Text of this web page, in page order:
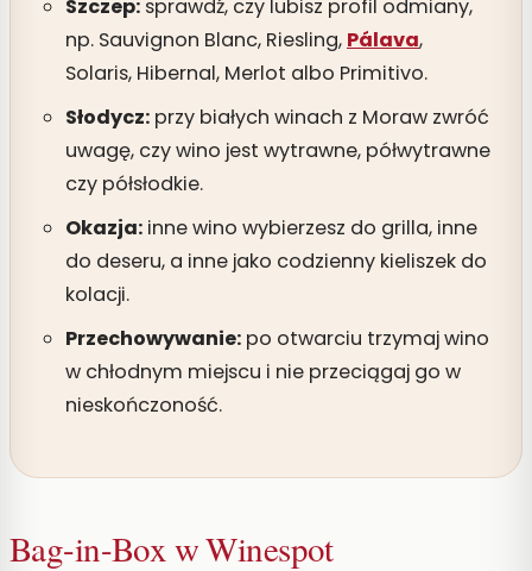
Szczep: sprawdź, czy lubisz profil odmiany,
np. Sauvignon Blanc, Riesling, Pálava,
Solaris, Hibernal, Merlot albo Primitivo.
Słodycz: przy białych winach z Moraw zwróć
uwagę, czy wino jest wytrawne, półwytrawne
czy półsłodkie.
Okazja: inne wino wybierzesz do grilla, inne
do deseru, a inne jako codzienny kieliszek do
kolacji.
Przechowywanie: po otwarciu trzymaj wino
w chłodnym miejscu i nie przeciągaj go w
nieskończoność.
Bag-in-Box w Winespot